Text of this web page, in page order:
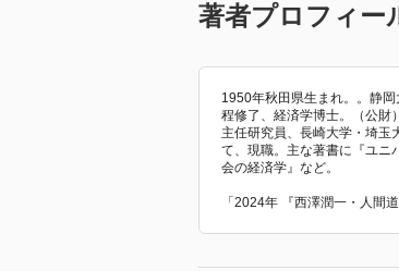
著者プロフィー
1950年秋田県生まれ。。静
程修了、経済学博士。（公財
主任研究員、長崎大学・埼玉
て、現職。主な著書に『ユニ
会の経済学』など。
「2024年 『西澤潤一・人間